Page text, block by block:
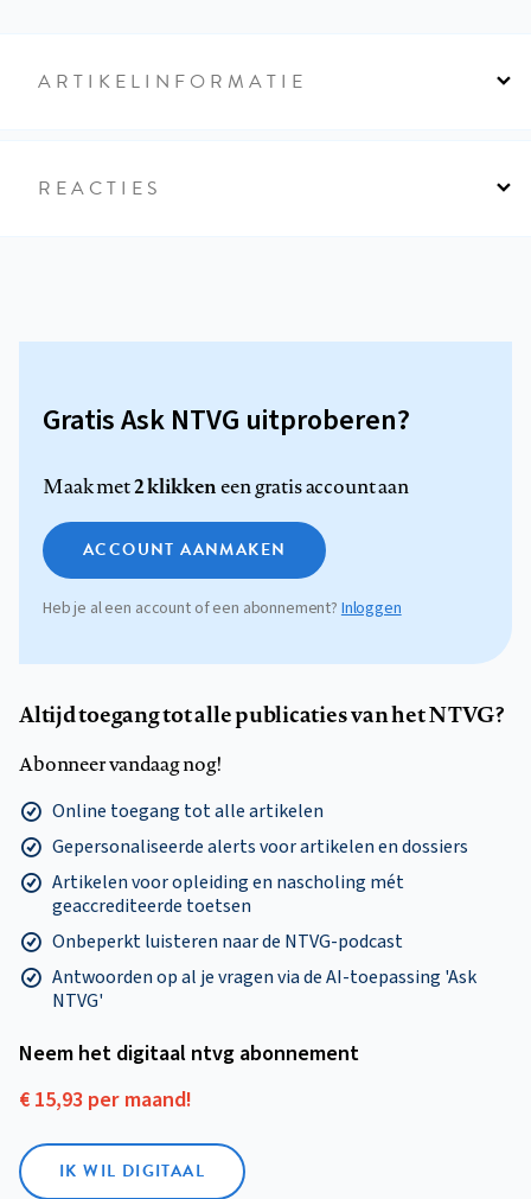
ARTIKELINFORMATIE
REACTIES
Gratis Ask NTVG uitproberen?
Maak met2 klikkeneen gratis account aan
ACCOUNT AANMAKEN
Heb je al een account of een abonnement?Inloggen
Altijd toegang tot alle publicaties van het NTVG?
Abonneer vandaag nog!
Online toegang tot alle artikelen
Gepersonaliseerde alerts voor artikelen en dossiers
Artikelen voor opleiding en nascholing mét
geaccrediteerde toetsen
Onbeperkt luisteren naar de NTVG-podcast
Antwoorden op al je vragen via de AI-toepassing 'Ask
NTVG'
Neem het digitaal ntvg abonnement
€ 15,93 per maand!
IK WIL DIGITAAL